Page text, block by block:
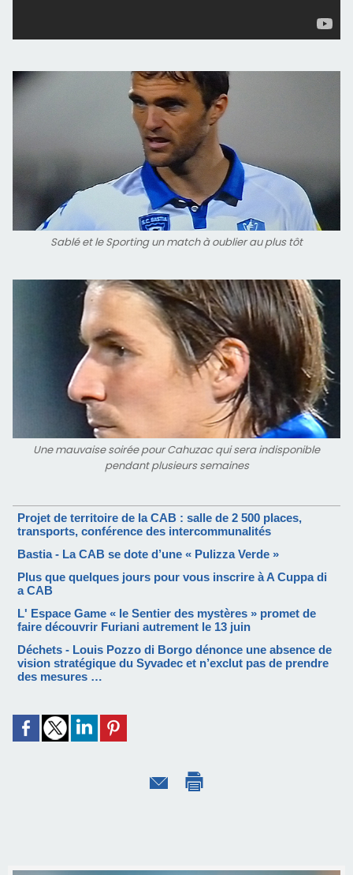
Sablé et le Sporting un match à oublier au plus tôt
Une mauvaise soirée pour Cahuzac qui sera indisponible
pendant plusieurs semaines
Projet de territoire de la CAB : salle de 2 500 places,
transports, conférence des intercommunalités
Bastia - La CAB se dote d’une « Pulizza Verde »
Plus que quelques jours pour vous inscrire à A Cuppa di
a CAB
L' Espace Game « le Sentier des mystères » promet de
faire découvrir Furiani autrement le 13 juin
Déchets - Louis Pozzo di Borgo dénonce une absence de
vision stratégique du Syvadec et n’exclut pas de prendre
des mesures …